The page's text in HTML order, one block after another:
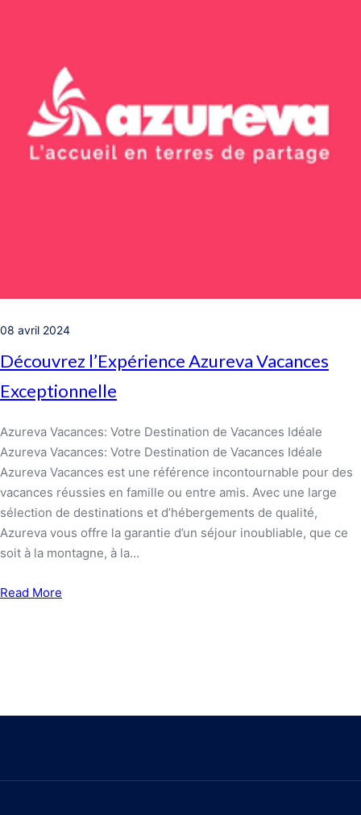
08 avril 2024
Découvrez l’Expérience Azureva Vacances
Exceptionnelle
Azureva Vacances: Votre Destination de Vacances Idéale
Azureva Vacances: Votre Destination de Vacances Idéale
Azureva Vacances est une référence incontournable pour des
vacances réussies en famille ou entre amis. Avec une large
sélection de destinations et d’hébergements de qualité,
Azureva vous offre la garantie d’un séjour inoubliable, que ce
soit à la montagne, à la…
Read More